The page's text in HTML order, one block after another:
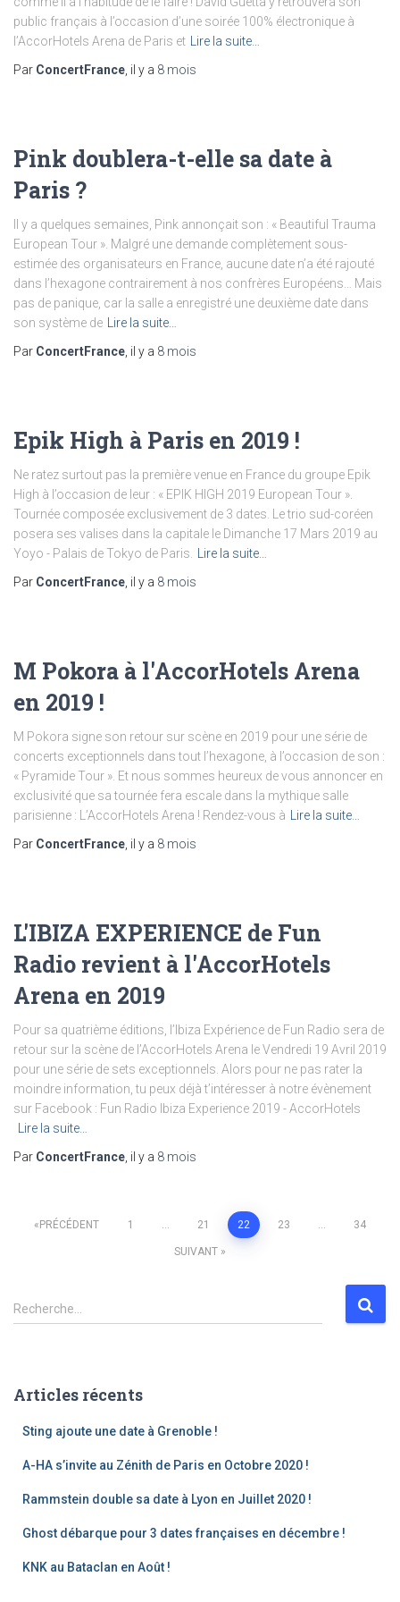
public français à l’occasion d’une soirée 100% électronique à
l’AccorHotels Arena de Paris et
Lire la suite…
Par ConcertFrance , il y a 8 mois
Pink doublera-t-elle sa date à
Paris ?
Il y a quelques semaines, Pink annonçait son : « Beautiful Trauma
European Tour ». Malgré une demande complètement sous-
estimée des organisateurs en France, aucune date n’a été rajouté
dans l’hexagone contrairement à nos confrères Européens… Mais
pas de panique, car la salle a enregistré une deuxième date dans
son système de
Lire la suite…
Par ConcertFrance , il y a 8 mois
Epik High à Paris en 2019 !
Ne ratez surtout pas la première venue en France du groupe Epik
High à l’occasion de leur : « EPIK HIGH 2019 European Tour ».
Tournée composée exclusivement de 3 dates. Le trio sud-coréen
posera ses valises dans la capitale le Dimanche 17 Mars 2019 au
Yoyo - Palais de Tokyo de Paris.
Lire la suite…
Par ConcertFrance , il y a 8 mois
M Pokora à l'AccorHotels Arena
en 2019 !
M Pokora signe son retour sur scène en 2019 pour une série de
concerts exceptionnels dans tout l’hexagone, à l’occasion de son :
« Pyramide Tour ». Et nous sommes heureux de vous annoncer en
exclusivité que sa tournée fera escale dans la mythique salle
parisienne : L’AccorHotels Arena ! Rendez-vous à
Lire la suite…
Par ConcertFrance , il y a 8 mois
L'IBIZA EXPERIENCE de Fun
Radio revient à l'AccorHotels
Arena en 2019
Pour sa quatrième éditions, l’Ibiza Expérience de Fun Radio sera de
retour sur la scène de l’AccorHotels Arena le Vendredi 19 Avril 2019
pour une série de sets exceptionnels. Alors pour ne pas rater la
moindre information, tu peux déjà t’intéresser à notre évènement
sur Facebook : Fun Radio Ibiza Experience 2019 - AccorHotels
Lire la suite…
Par ConcertFrance , il y a 8 mois
PRÉCÉDENT 1 … 21 22 23 … 34
SUIVANT
Recherche…
Articles récents
Sting ajoute une date à Grenoble !
A-HA s’invite au Zénith de Paris en Octobre 2020 !
Rammstein double sa date à Lyon en Juillet 2020 !
Ghost débarque pour 3 dates françaises en décembre !
KNK au Bataclan en Août !